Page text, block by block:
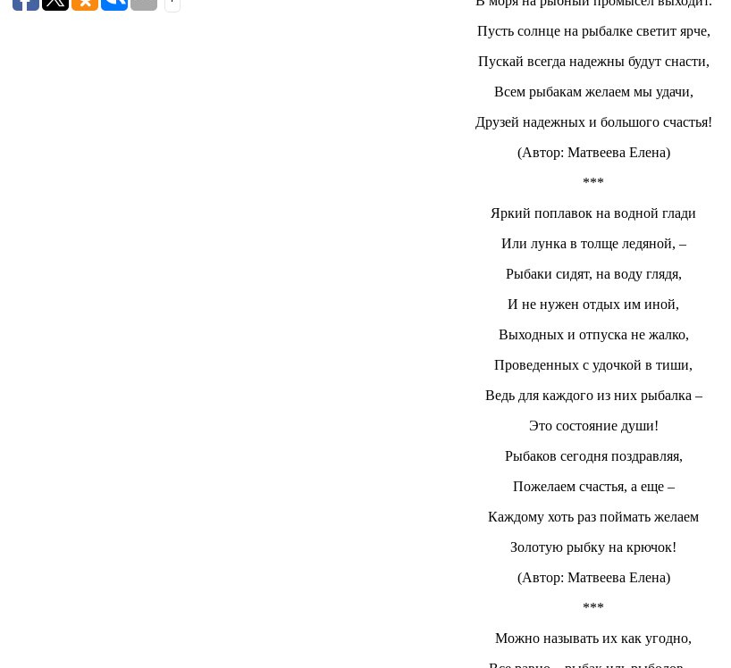
Пусть солнце на рыбалке светит ярче,
Пускай всегда надежны будут снасти,
Всем рыбакам желаем мы удачи,
Друзей надежных и большого счастья!
(Автор: Матвеева Елена)
***
Яркий поплавок на водной глади
Или лунка в толще ледяной, –
Рыбаки сидят, на воду глядя,
И не нужен отдых им иной,
Выходных и отпуска не жалко,
Проведенных с удочкой в тиши,
Ведь для каждого из них рыбалка –
Это состояние души!
Рыбаков сегодня поздравляя,
Пожелаем счастья, а еще –
Каждому хоть раз поймать желаем
Золотую рыбку на крючок!
(Автор: Матвеева Елена)
***
Можно называть их как угодно,